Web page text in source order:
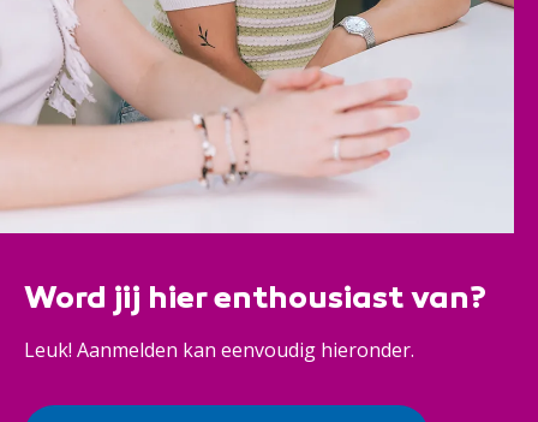
Word jij hier enthousiast van?
Leuk! Aanmelden kan eenvoudig hieronder.